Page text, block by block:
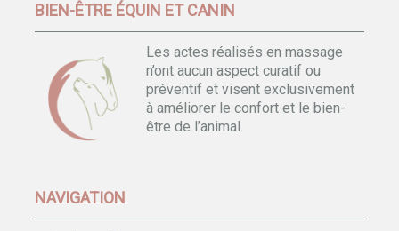
BIEN-ÊTRE ÉQUIN ET CANIN
Les actes réalisés en massage
n’ont aucun aspect curatif ou
préventif et visent exclusivement
à améliorer le confort et le bien-
être de l’animal.
NAVIGATION